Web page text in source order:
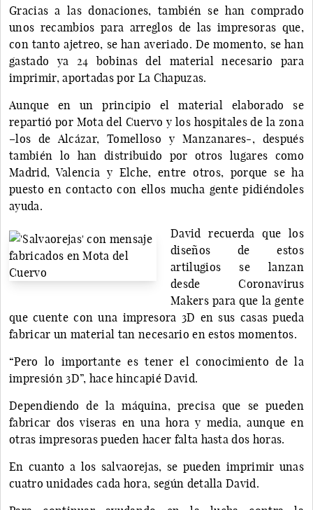
Gracias a las donaciones, también se han comprado
unos recambios para arreglos de las impresoras que,
con tanto ajetreo, se han averiado. De momento, se han
gastado ya 24 bobinas del material necesario para
imprimir, aportadas por La Chapuzas.
Aunque en un principio el material elaborado se
repartió por Mota del Cuervo y los hospitales de la zona
–los de Alcázar, Tomelloso y Manzanares-, después
también lo han distribuido por otros lugares como
Madrid, Valencia y Elche, entre otros, porque se ha
puesto en contacto con ellos mucha gente pidiéndoles
ayuda.
David recuerda que los
diseños de estos
artilugios se lanzan
desde Coronavirus
Makers para que la gente
que cuente con una impresora 3D en sus casas pueda
fabricar un material tan necesario en estos momentos.
“Pero lo importante es tener el conocimiento de la
impresión 3D”, hace hincapié David.
Dependiendo de la máquina, precisa que se pueden
fabricar dos viseras en una hora y media, aunque en
otras impresoras pueden hacer falta hasta dos horas.
En cuanto a los salvaorejas, se pueden imprimir unas
cuatro unidades cada hora, según detalla David.